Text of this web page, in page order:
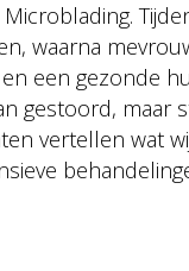
waarna
een gezonde
gestoord, maar
vertellen wat